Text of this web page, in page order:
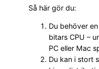
Så här gör du:
Du behöver
bitars CPU –
PC eller Mac
Du kan i stort